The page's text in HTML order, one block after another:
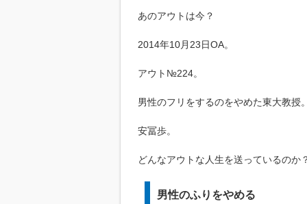
あのアウトは今？
2014年10月23日OA。
アウト№224。
男性のフリをするのをやめた東大教授。
安冨歩。
どんなアウトな人生を送っているのか
男性のふりをやめる